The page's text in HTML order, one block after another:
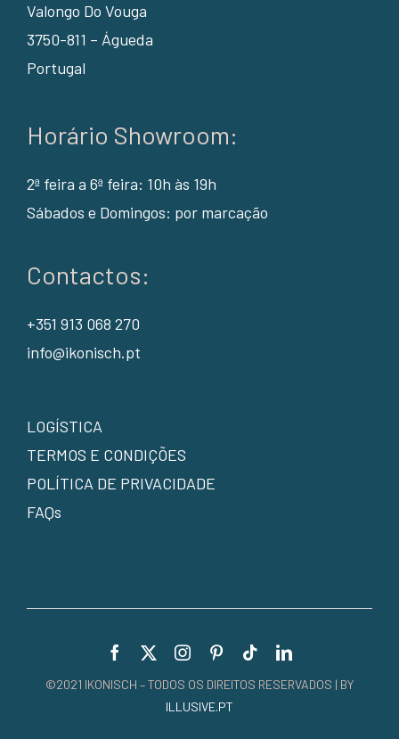
Valongo Do Vouga
3750-811 – Águeda
Portugal
Horário Showroom:
2ª feira a 6ª feira: 10h às 19h
Sábados e Domingos: por marcação
Contactos:
+351 913 068 270
info@ikonisch.pt
LOGÍSTICA
TERMOS E CONDIÇÕES
POLÍTICA DE PRIVACIDADE
FAQs
©2021 IKONISCH – TODOS OS DIREITOS RESERVADOS | BY
ILLUSIVE.PT